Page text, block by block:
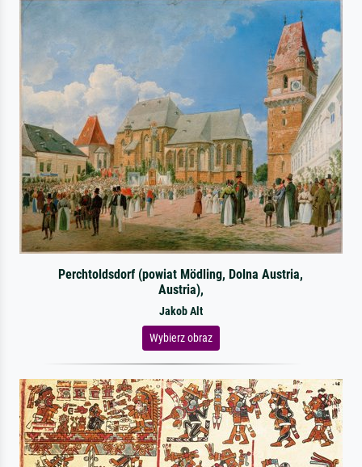
Perchtoldsdorf (powiat Mödling, Dolna Austria,
Austria),
Jakob Alt
Wybierz obraz